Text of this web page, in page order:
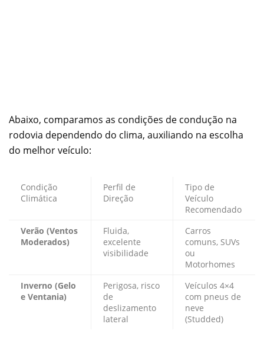
Abaixo, comparamos as condições de condução na
rodovia dependendo do clima, auxiliando na escolha
do melhor veículo:
Condição
Climática
Perfil de
Direção
Tipo de
Veículo
Recomendado
Verão (Ventos
Moderados)
Fluida,
excelente
visibilidade
Carros
comuns, SUVs
ou
Motorhomes
Inverno (Gelo
e Ventania)
Perigosa, risco
de
deslizamento
lateral
Veículos 4×4
com pneus de
neve
(Studded)